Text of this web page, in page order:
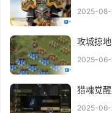
2025-
攻城掠
2025-
猎魂觉
2025-